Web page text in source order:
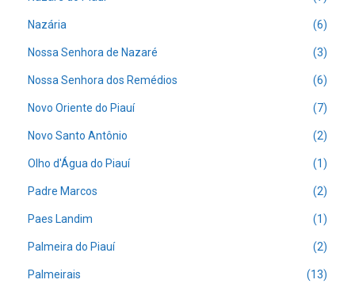
Nazária (6)
Nossa Senhora de Nazaré (3)
Nossa Senhora dos Remédios (6)
Novo Oriente do Piauí (7)
Novo Santo Antônio (2)
Olho d'Água do Piauí (1)
Padre Marcos (2)
Paes Landim (1)
Palmeira do Piauí (2)
Palmeirais (13)